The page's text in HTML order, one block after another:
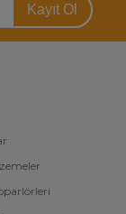
için farklı fiyat
Kayıt Ol